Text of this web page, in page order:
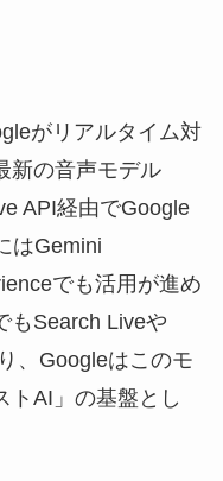
がリアルタイム対
新の音声モデル
API経由でGoogle
はGemini
でも活用が進め
もSearch Liveや
、Googleはこのモ
トAI」の基盤とし